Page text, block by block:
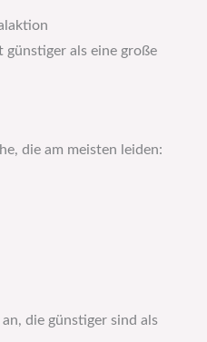
günstiger als eine große
die am meisten leiden:
die günstiger sind als